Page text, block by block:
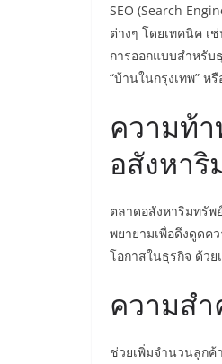
SEO (Search
ต่างๆ โดยเทคนิค เ
การออกแบบสำหรับ
“บ้านในกรุงเทพ” ห
ความท้
อสังหาริ
ตลาดอสังหาริมทรัพ
พยายามเพื่อดึงดูดค
โอกาสในธุรกิจ ด้วย
ความส
ช่วยเพิ่มจำนวนลูกค้